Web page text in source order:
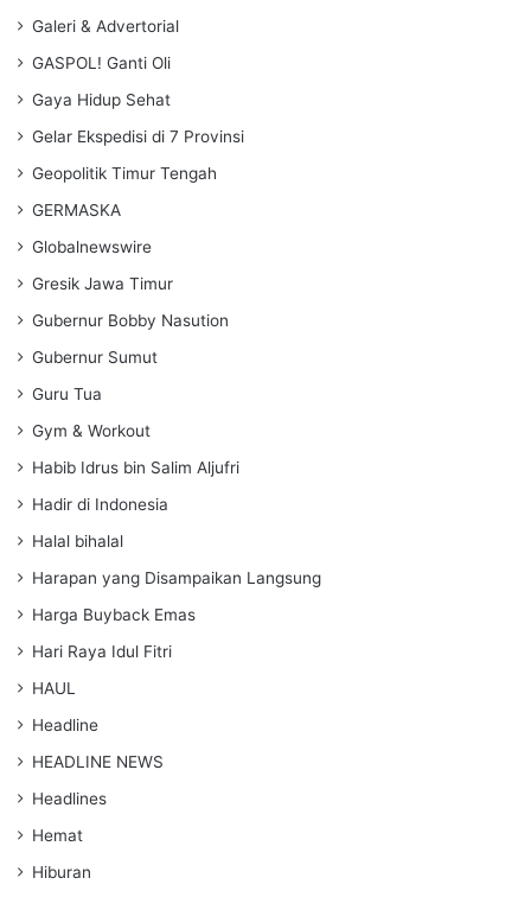
Galeri & Advertorial
GASPOL! Ganti Oli
Gaya Hidup Sehat
Gelar Ekspedisi di 7 Provinsi
Geopolitik Timur Tengah
GERMASKA
Globalnewswire
Gresik Jawa Timur
Gubernur Bobby Nasution
Gubernur Sumut
Guru Tua
Gym & Workout
Habib Idrus bin Salim Aljufri
Hadir di Indonesia
Halal bihalal
Harapan yang Disampaikan Langsung
Harga Buyback Emas
Hari Raya Idul Fitri
HAUL
Headline
HEADLINE NEWS
Headlines
Hemat
Hiburan